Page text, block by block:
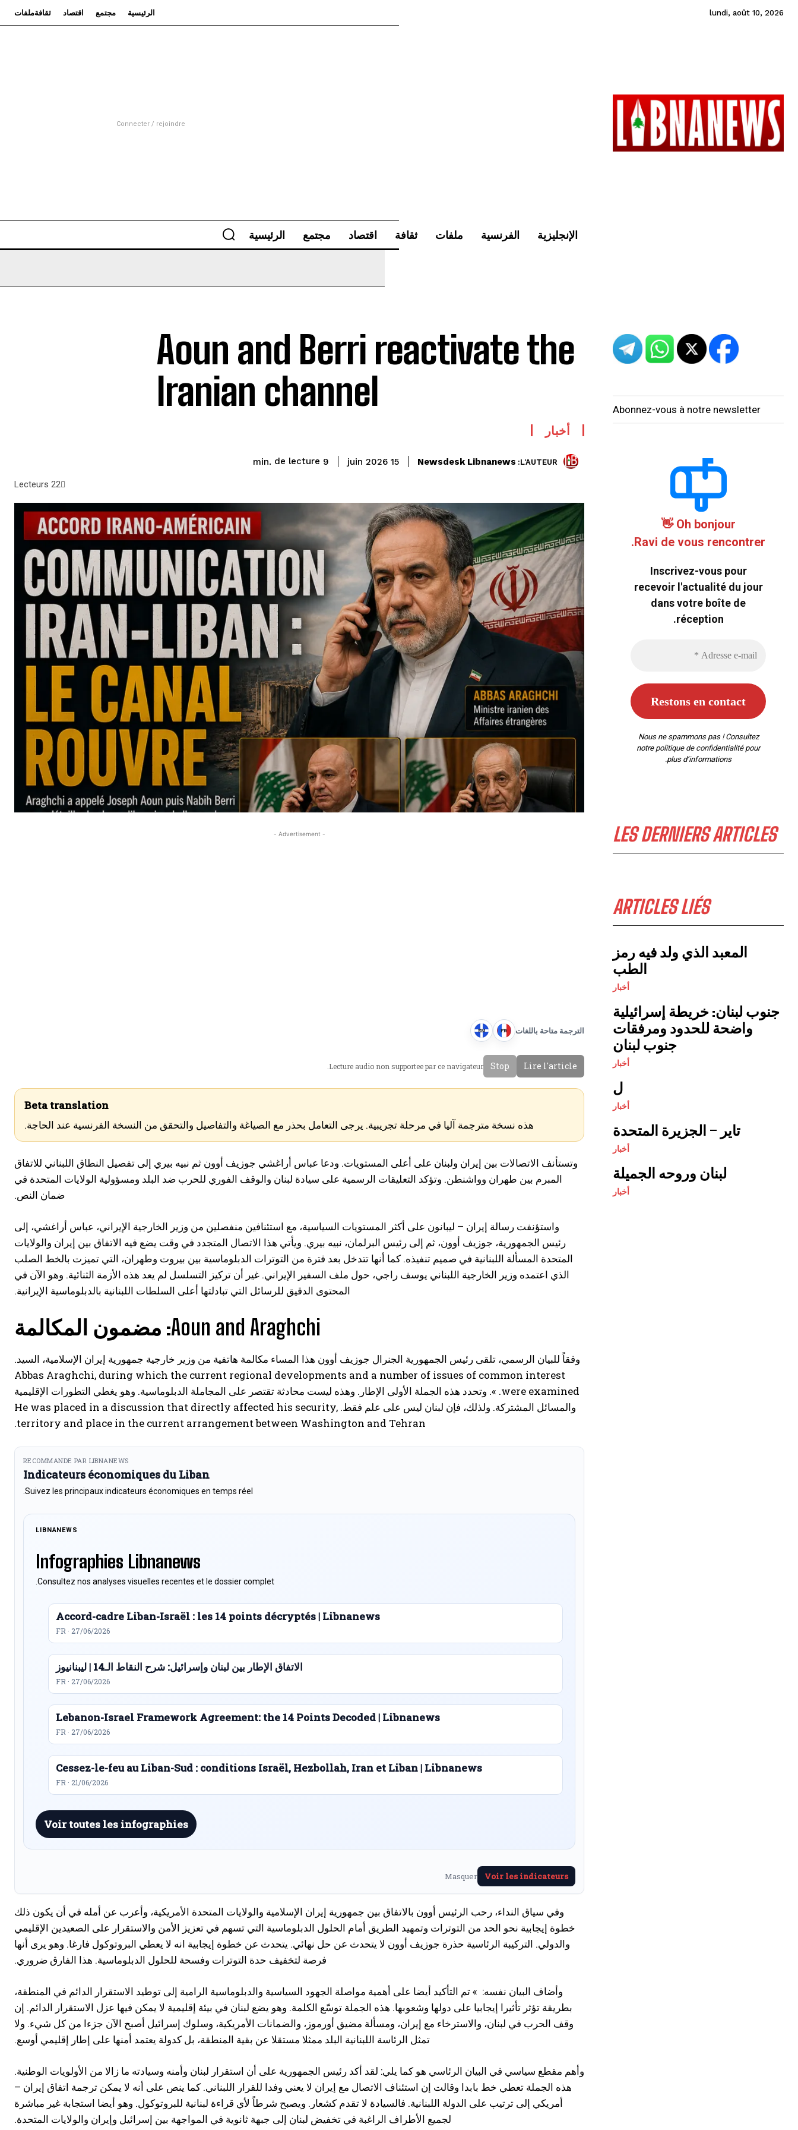
lundi, août 10, 2026 الرئيسية مجتمع اقتصاد ثقافةملفات
Connecter / rejoindre
الرئيسية مجتمع اقتصاد ثقافة ملفات الفرنسية الإنجليزية
Abonnez-vous à notre newsletter
Oh bonjour 👋
Ravi de vous rencontrer.
Inscrivez-vous pour
recevoir l'actualité du jour
dans votre boîte de
réception.
Nous ne spammons pas ! Consultez
notre politique de confidentialitépour
plus d’informations.
LES DERNIERS ARTICLES
ARTICLES LIÉS
المعبد الذي ولد فيه رمز
الطب
أخبار
جنوب لبنان: خريطة إسرائيلية
واضحة للحدود ومرفقات
جنوب لبنان
أخبار
ل
أخبار
تاير – الجزيرة المتحدة
أخبار
لبنان وروحه الجميلة
أخبار
Aoun and Berri reactivate the
Iranian channel
أخبار
L'AUTEUR:
Newsdesk Libnanews
15 juin 2026
9
de lecture
22
- Advertisement -
الترجمة متاحة باللغات FR
F
r
a
n
EN
E
g
l
h
Lire l'article
Stop
Lecture audio non supportee par ce navigateur.
Beta translation
هذه نسخة مترجمة آليا في مرحلة تجريبية. يرجى التعامل بحذر مع الصياغة والتفاصيل والتحقق من النسخة الفرنسية عند الحاجة.
وتستأنف الاتصالات بين إيران ولبنان على أعلى المستويات. ودعا عباس أراغشي جوزيف أوون ثم نبيه بيري إلى تفصيل النطاق اللبناني للاتفاق
المبرم بين طهران وواشنطن. وتؤكد التعليقات الرسمية على سيادة لبنان والوقف الفوري للحرب ضد البلد ومسؤولية الولايات المتحدة في
ضمان النص.
واستؤنفت رسالة إيران – ليبانون على أكثر المستويات السياسية، مع استئنافين منفصلين من وزير الخارجية الإيراني، عباس أراغشي، إلى
رئيس الجمهورية، جوزيف أوون، ثم إلى رئيس البرلمان، نبيه بيري. ويأتي هذا الاتصال المتجدد في وقت يضع فيه الاتفاق بين إيران والولايات
المتحدة المسألة اللبنانية في صميم تنفيذه. كما أنها تتدخل بعد فترة من التوترات الدبلوماسية بين بيروت وطهران، التي تميزت بالخط الصلب
الذي اعتمده وزير الخارجية اللبناني يوسف راجي، حول ملف السفير الإيراني. غير أن تركيز التسلسل لم يعد هذه الأزمة الثنائية. وهو الآن في
المحتوى الدقيق للرسائل التي تبادلتها أعلى السلطات اللبنانية بالدبلوماسية الإيرانية.
Aoun and Araghchi: مضمون المكالمة
وفقاً للبيان الرسمي، تلقى رئيس الجمهورية الجنرال جوزيف أوون هذا المساء مكالمة هاتفية من وزير خارجية جمهورية إيران الإسلامية، السيد.
Abbas Araghchi, during which the current regional developments and a number of issues of common interest
were examined. ». وتحدد هذه الجملة الأولى الإطار. وهذه ليست محادثة تقتصر على المجاملة الدبلوماسية. وهو يغطي التطورات الإقليمية
والمسائل المشتركة. ولذلك، فإن لبنان ليس على علم فقط. He was placed in a discussion that directly affected his security,
territory and place in the current arrangement between Washington and Tehran.
RECOMMANDE PAR LIBNANEWS
Indicateurs économiques du Liban
Suivez les principaux indicateurs économiques en temps réel.
LIBNANEWS
Infographies Libnanews
Consultez nos analyses visuelles recentes et le dossier complet.
Accord-cadre Liban-Israël : les 14 points décryptés | Libnanews
FR · 27/06/2026
الاتفاق الإطار بين لبنان وإسرائيل: شرح النقاط الـ14 | ليبنانيوز
FR · 27/06/2026
Lebanon-Israel Framework Agreement: the 14 Points Decoded | Libnanews
FR · 27/06/2026
Cessez-le-feu au Liban-Sud : conditions Israël, Hezbollah, Iran et Liban | Libnanews
FR · 21/06/2026
Voir toutes les infographies
Voir les indicateurs
Masquer
وفي سياق النداء، رحب الرئيس أوون بالاتفاق بين جمهورية إيران الإسلامية والولايات المتحدة الأمريكية، وأعرب عن أمله في أن يكون ذلك
خطوة إيجابية نحو الحد من التوترات وتمهيد الطريق أمام الحلول الدبلوماسية التي تسهم في تعزيز الأمن والاستقرار على الصعيدين الإقليمي
والدولي. التركيبة الرئاسية حذرة جوزيف أوون لا يتحدث عن حل نهائي. يتحدث عن خطوة إيجابية انه لا يعطي البروتوكول فارغا. وهو يرى أنها
فرصة لتخفيف حدة التوترات وفسحة للحلول الدبلوماسية. هذا الفارق ضروري.
وأضاف البيان نفسه: » تم التأكيد أيضا على أهمية مواصلة الجهود السياسية والدبلوماسية الرامية إلى توطيد الاستقرار الدائم في المنطقة،
بطريقة تؤثر تأثيرا إيجابيا على دولها وشعوبها. هذه الجملة توسّع الكلمة. وهو يضع لبنان في بيئة إقليمية لا يمكن فيها عزل الاستقرار الدائم. إن
وقف الحرب في لبنان، والاسترخاء مع إيران، ومسألة مضيق أورموز، والضمانات الأمريكية، وسلوك إسرائيل أصبح الآن جزءا من كل شيء. ولا
تمثل الرئاسة اللبنانية البلد ممثلا مستقلا عن بقية المنطقة، بل كدولة يعتمد أمنها على إطار إقليمي أوسع.
وأهم مقطع سياسي في البيان الرئاسي هو كما يلي: لقد أكد رئيس الجمهورية على أن استقرار لبنان وأمنه وسيادته ما زالا من الأولويات الوطنية.
هذه الجملة تعطي خط بابدا وقالت إن استئناف الاتصال مع إيران لا يعني وفدا للقرار اللبناني. كما ينص على أنه لا يمكن ترجمة اتفاق إيران –
أمريكي إلى ترتيب على الدولة اللبنانية. فالسيادة لا تقدم كشعار. ويصبح شرطاً لأي قراءة لبنانية للبروتوكول. وهو أيضا استجابة غير مباشرة
لجميع الأطراف الراغبة في تخفيض لبنان إلى جبهة ثانوية في المواجهة بين إسرائيل وإيران والولايات المتحدة.